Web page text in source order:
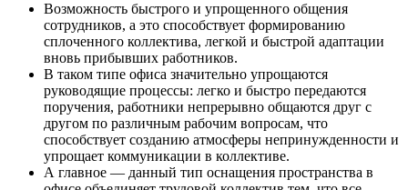
Возможность быстрого и упрощенного общения
сотрудников, а это способствует формированию
сплоченного коллектива, легкой и быстрой адаптации
вновь прибывших работников.
В таком типе офиса значительно упрощаются
руководящие процессы: легко и быстро передаются
поручения, работники непрерывно общаются друг с
другом по различным рабочим вопросам, что
способствует созданию атмосферы непринужденности и
упрощает коммуникации в коллективе.
А главное — данный тип оснащения пространства в